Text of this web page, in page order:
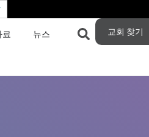
료 뉴스 교회 찾기